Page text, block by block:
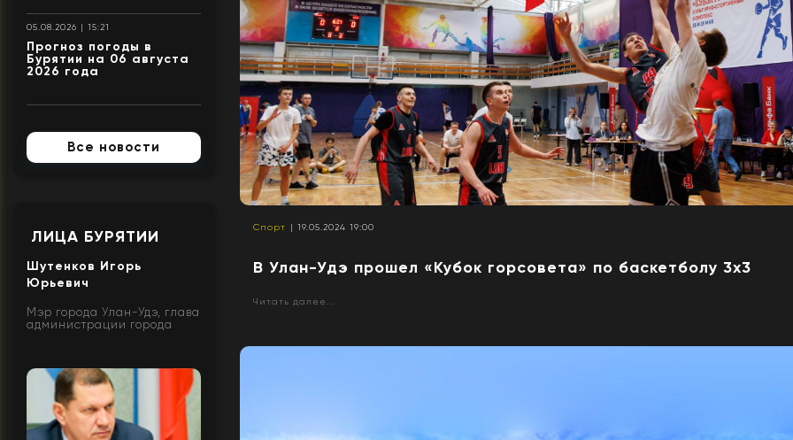
05.08.2026 | 15:21
Прогноз погоды в
Бурятии на 06 августа
2026 года
Все новости
ЛИЦА БУРЯТИИ
Шутенков Игорь
Юрьевич
Мэр города Улан-Удэ, глава
администрации города
Спорт | 19.05.2024 19:00
В Улан-Удэ прошел «Кубок горсовета» по баскетболу 3х3
Читать далее...